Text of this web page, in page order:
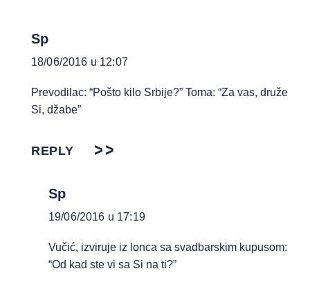
Sp
18/06/2016 u 12:07
Prevodilac: “Pošto kilo Srbije?” Toma: “Za vas, druže
Si, džabe”
REPLY
Sp
19/06/2016 u 17:19
Vučić, izviruje iz lonca sa svadbarskim kupusom:
“Od kad ste vi sa Si na ti?”